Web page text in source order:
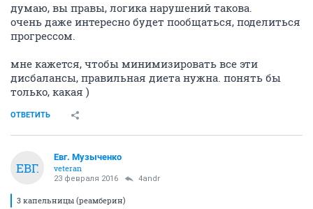
думаю, вы правы, логика нарушений такова.
очень даже интересно будет пообщаться, поделиться
прогрессом.
мне кажется, чтобы минимизировать все эти
дисбалансы, правильная диета нужна. понять бы
только, какая )
ОТВЕТИТЬ
ЕВГ.
Евг. Музыченко
veteran
23 февраля 2016 4andr
3 капельницы (реамберин)